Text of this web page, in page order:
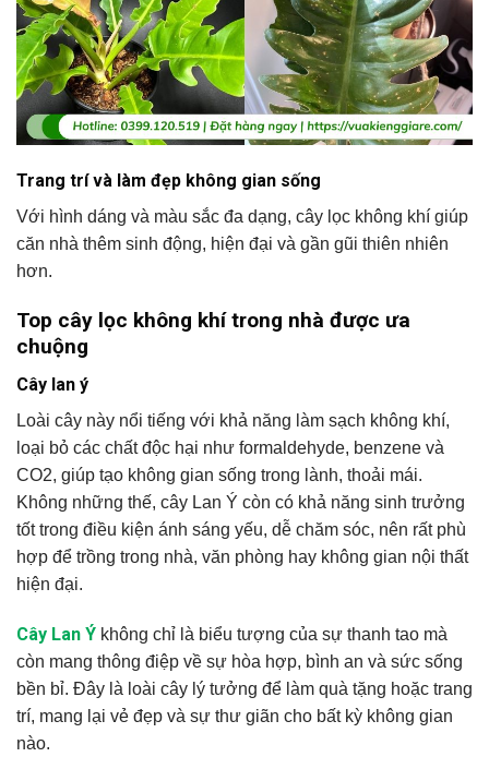
Trang trí và làm đẹp không gian sống
Với hình dáng và màu sắc đa dạng, cây lọc không khí giúp
căn nhà thêm sinh động, hiện đại và gần gũi thiên nhiên
hơn.
Top cây lọc không khí trong nhà được ưa
chuộng
Cây lan ý
Loài cây này nổi tiếng với khả năng làm sạch không khí,
loại bỏ các chất độc hại như formaldehyde, benzene và
CO2, giúp tạo không gian sống trong lành, thoải mái.
Không những thế, cây Lan Ý còn có khả năng sinh trưởng
tốt trong điều kiện ánh sáng yếu, dễ chăm sóc, nên rất phù
hợp để trồng trong nhà, văn phòng hay không gian nội thất
hiện đại.
Cây Lan Ý không chỉ là biểu tượng của sự thanh tao mà
còn mang thông điệp về sự hòa hợp, bình an và sức sống
bền bỉ. Đây là loài cây lý tưởng để làm quà tặng hoặc trang
trí, mang lại vẻ đẹp và sự thư giãn cho bất kỳ không gian
nào.